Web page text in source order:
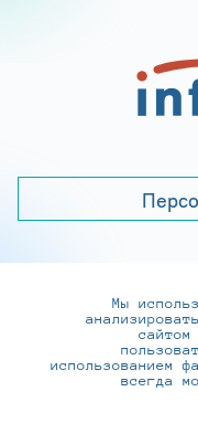
+7 (495)
127273, г.
Мы
использованием
всегда